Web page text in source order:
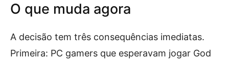
O que muda agora
A decisão tem três consequências imediatas.
Primeira: PC gamers que esperavam jogar God